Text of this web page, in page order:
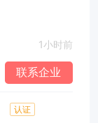
1小时前
联系企业
认证